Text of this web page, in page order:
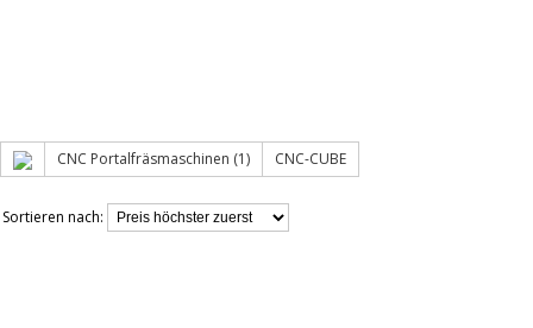
CNC Portalfräsmaschinen (1) CNC-CUBE
Sortieren nach: